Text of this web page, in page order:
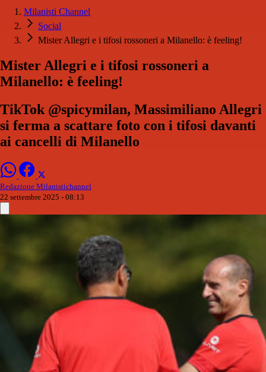
Milanisti Channel
Social
Mister Allegri e i tifosi rossoneri a Milanello: è feeling!
Mister Allegri e i tifosi rossoneri a
Milanello: è feeling!
TikTok @spicymilan, Massimiliano Allegri
si ferma a scattare foto con i tifosi davanti
ai cancelli di Milanello
Redazione Milanistichannel
22 settembre 2025 - 08:13